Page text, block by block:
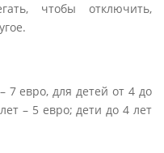
чтобы отключить,
7 евро, для детей от 4 до
– 5 евро; дети до 4 лет